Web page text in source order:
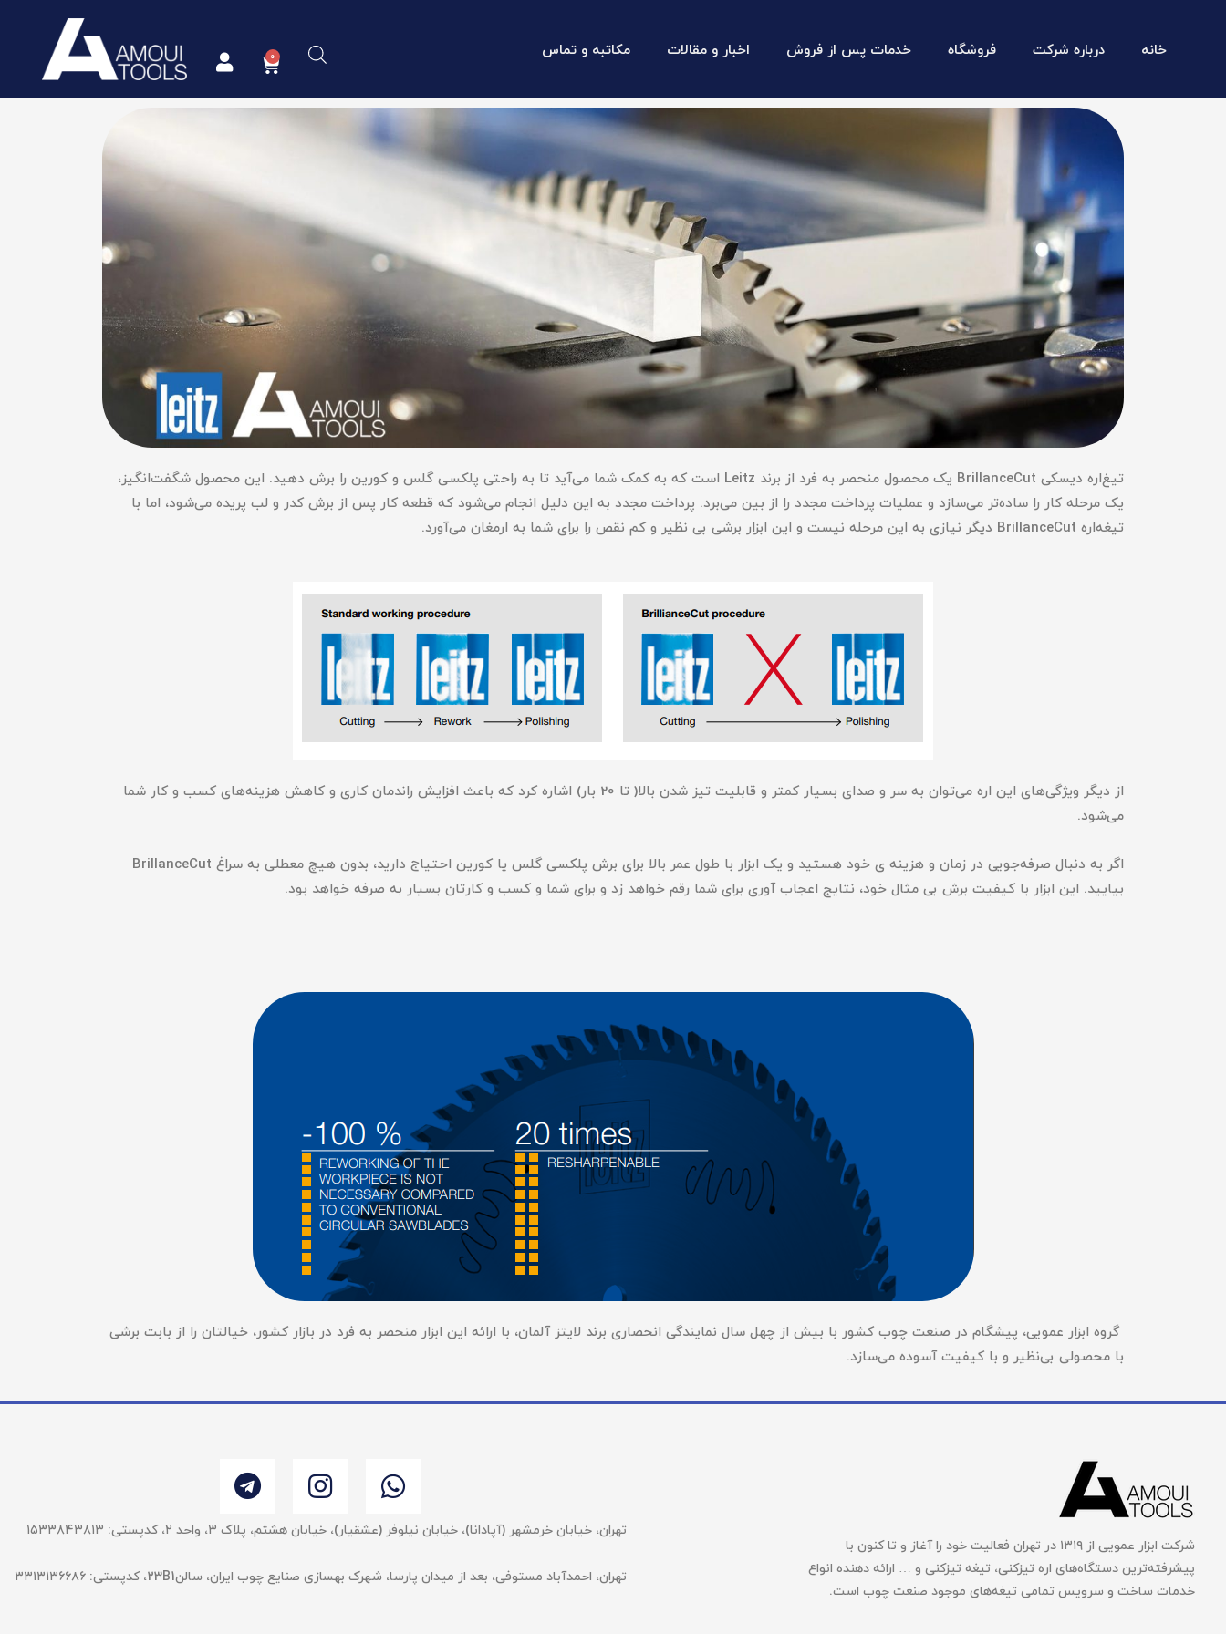
خانه درباره شرکت فروشگاه خدمات پس از فروش اخبار و مقالات مکاتبه و تماس
تیغ‌اره دیسکی BrillanceCut یک محصول منحصر به فرد از برند Leitz است که به کمک شما می‌آید تا به راحتی پلکسی گلس و کورین را برش دهید. این محصول شگفت‌انگیز،
یک مرحله کار را ساده‌تر می‌سازد و عملیات پرداخت مجدد را از بین می‌برد. پرداخت مجدد به این دلیل انجام می‌شود که قطعه کار پس از برش کدر و لب پریده می‌شود، اما با
تیغه‌اره BrillanceCut دیگر نیازی به این مرحله نیست و این ابزار برشی بی نظیر و کم نقص را برای شما به ارمغان می‌آورد.
از دیگر ویژگی‌های این اره می‌توان به سر و صدای بسیار کمتر و قابلیت تیز شدن بالا( تا 20 بار) اشاره کرد که باعث افزایش راندمان کاری و کاهش هزینه‌های کسب و کار شما
می‌شود.
اگر به دنبال صرفه‌جویی در زمان و هزینه ی خود هستید و یک ابزار با طول عمر بالا برای برش پلکسی گلس یا کورین احتیاج دارید، بدون هیچ معطلی به سراغ BrillanceCut
بیایید. این ابزار با کیفیت برش بی مثال خود، نتایج اعجاب آوری برای شما رقم خواهد زد و برای شما و کسب و کارتان بسیار به صرفه خواهد بود.
گروه ابزار عمویی، پیشگام در صنعت چوب کشور با بیش از چهل سال نمایندگی انحصاری برند لایتز آلمان، با ارائه این ابزار منحصر به فرد در بازار کشور، خیالتان را از بابت برشی
با محصولی بی‌نظیر و با کیفیت آسوده می‌سازد.
شرکت ابزار عمویی از ۱۳۱۹ در تهران فعالیت خود را آغاز و تا کنون با
پیشرفته‌ترین دستگاه‌های اره تیزکنی، تیغه تیزکنی و … ارائه دهنده انواع
خدمات ساخت و سرویس تمامی تیغه‌های موجود صنعت چوب است.
تهران، خیابان خرمشهر (آپادانا)، خیابان نیلوفر (عشقیار)، خیابان هشتم، پلاک ۳، واحد ٢، کدپستی: ۱۵۳۳۸۴۳۸۱۳
تهران، احمدآباد مستوفی، بعد از میدان پارسا، شهرک بهسازی صنایع چوب ایران، سالن23B1، کدپستی: ۳۳۱۳۱۳۶۶۸۶